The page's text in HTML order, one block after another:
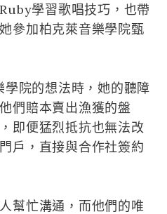
學習歌唱技巧，也帶
參加柏克萊音樂學院甄
院的想法時，她的聽障
們賠本賣出漁獲的盤
即便猛烈抵抗也無法改
戶，直接與合作社簽約
幫忙溝通，而他們的唯